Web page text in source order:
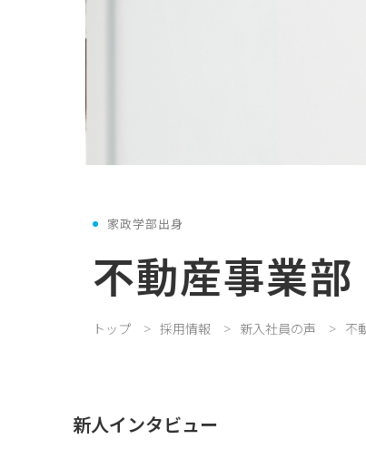
家政学部出身
不動産事業部
トップ 採用情報 新入社員の声 不
新人インタビュー